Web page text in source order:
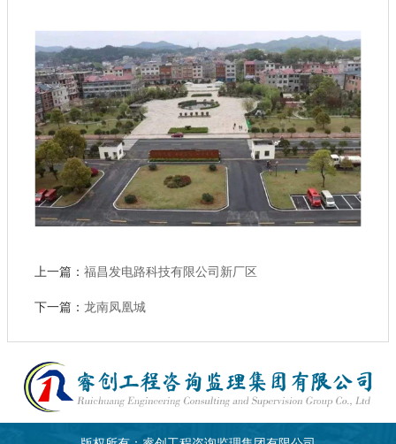
上一篇： 福昌发电路科技有限公司新厂区
下一篇： 龙南凤凰城